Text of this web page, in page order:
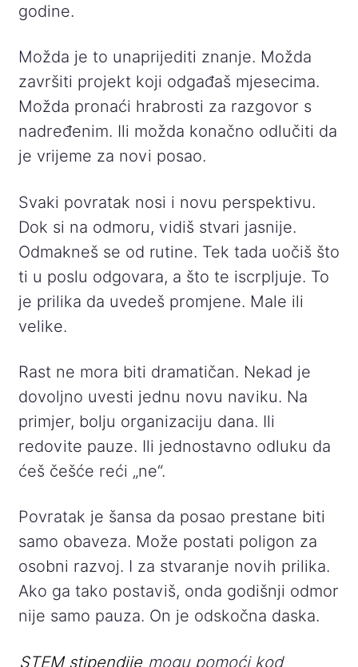
godine.
Možda je to unaprijediti znanje. Možda
završiti projekt koji odgađaš mjesecima.
Možda pronaći hrabrosti za razgovor s
nadređenim. Ili možda konačno odlučiti da
je vrijeme za novi posao.
Svaki povratak nosi i novu perspektivu.
Dok si na odmoru, vidiš stvari jasnije.
Odmakneš se od rutine. Tek tada uočiš što
ti u poslu odgovara, a što te iscrpljuje. To
je prilika da uvedeš promjene. Male ili
velike.
Rast ne mora biti dramatičan. Nekad je
dovoljno uvesti jednu novu naviku. Na
primjer, bolju organizaciju dana. Ili
redovite pauze. Ili jednostavno odluku da
ćeš češće reći „ne“.
Povratak je šansa da posao prestane biti
samo obaveza. Može postati poligon za
osobni razvoj. I za stvaranje novih prilika.
Ako ga tako postaviš, onda godišnji odmor
nije samo pauza. On je odskočna daska.
STEM stipendije mogu pomoći kod